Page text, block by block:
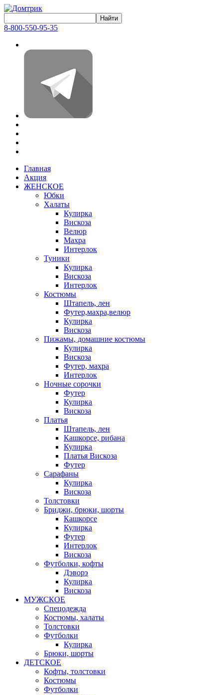
8-800-550-95-35
Главная
Акция
ЖЕНСКОЕ
Юбки
Халаты
Кулирка
Вискоза
Велюр
Махра
Интерлок
Туники
Кулирка
Вискоза
Интерлок
Костюмы
Штапель, лен
Футер,махра,велюр
Кулирка
Вискоза
Пижамы, домашние костюмы
Кулирка
Вискоза
Футер, махра
Интерлок
Ночные сорочки
Футер
Кулирка
Вискоза
Платья
Штапель, лен
Кашкорсе, рибана
Кулирка
Платья Вискоза
Футер
Сарафаны
Кулирка
Вискоза
Толстовки
Бриджи, брюки, шорты
Кашкорсе
Кулирка
Футер
Интерлок
Вискоза
Футболки, кофты
Дэворэ
Кулирка
Вискоза
МУЖСКОЕ
Спецодежда
Костюмы, халаты
Толстовки
Футболки
Кулирка
Брюки, шорты
ДЕТСКОЕ
Кофты, толстовки
Костюмы
Футболки